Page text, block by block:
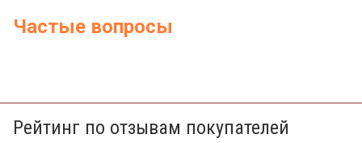
Частые вопросы
Рейтинг по отзывам покупателей